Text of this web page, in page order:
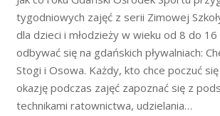
tygodniowych zajęć z serii Zimowej
dla dzieci i młodzieży w wieku od 8 do 16
odbywać się na gdańskich pływalniach:
Stogi i Osowa. Każdy, kto chce poczuć
okazję podczas zajęć zapoznać się z
technikami ratownictwa, udzielania…